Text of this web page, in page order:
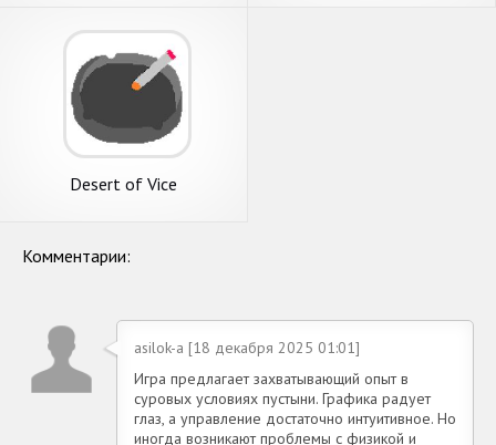
Desert of Vice
Комментарии:
asilok-a [18 декабря 2025 01:01]
Игра предлагает захватывающий опыт в
суровых условиях пустыни. Графика радует
глаз, а управление достаточно интуитивное. Но
иногда возникают проблемы с физикой и